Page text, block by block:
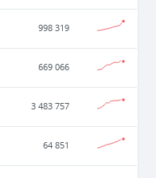
998 319
669 066
3 483 757
64 851